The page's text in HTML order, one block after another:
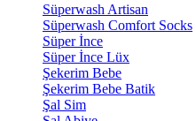
Süperwash Artisan
Süperwash Comfort Socks
Süper İnce
Süper İnce Lüx
Şekerim Bebe
Şekerim Bebe Batik
Şal Sim